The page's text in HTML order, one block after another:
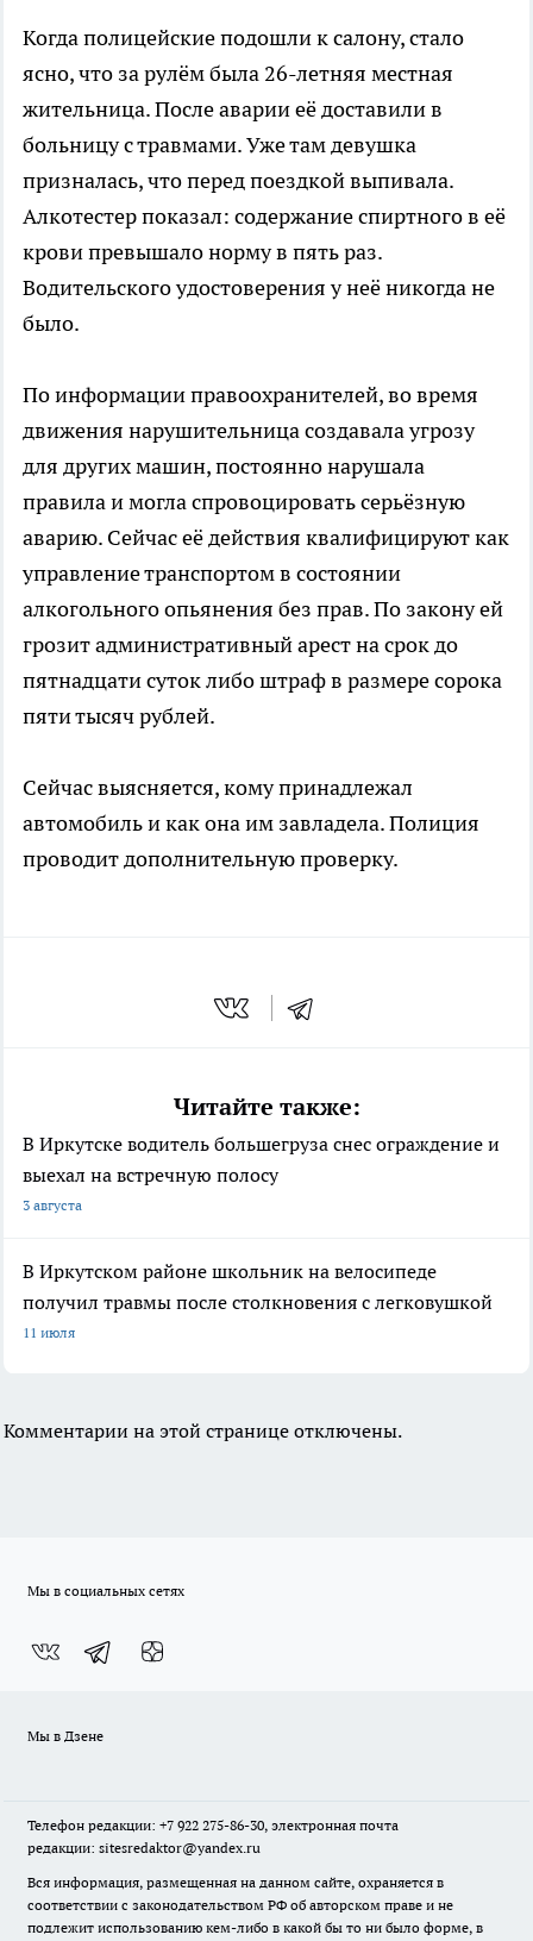
Когда полицейские подошли к салону, стало
ясно, что за рулём была 26-летняя местная
жительница. После аварии её доставили в
больницу с травмами. Уже там девушка
призналась, что перед поездкой выпивала.
Алкотестер показал: содержание спиртного в её
крови превышало норму в пять раз.
Водительского удостоверения у неё никогда не
было.
По информации правоохранителей, во время
движения нарушительница создавала угрозу
для других машин, постоянно нарушала
правила и могла спровоцировать серьёзную
аварию. Сейчас её действия квалифицируют как
управление транспортом в состоянии
алкогольного опьянения без прав. По закону ей
грозит административный арест на срок до
пятнадцати суток либо штраф в размере сорока
пяти тысяч рублей.
Сейчас выясняется, кому принадлежал
автомобиль и как она им завладела. Полиция
проводит дополнительную проверку.
Читайте также:
В Иркутске водитель большегруза снес ограждение и
выехал на встречную полосу
3 августа
В Иркутском районе школьник на велосипеде
получил травмы после столкновения с легковушкой
11 июля
Комментарии на этой странице отключены.
Мы в социальных сетях
Мы в Дзене
Телефон редакции: +7 922 275-86-30, электронная почта
редакции: sitesredaktor@yandex.ru
Вся информация, размещенная на данном сайте, охраняется в
соответствии с законодательством РФ об авторском праве и не
подлежит использованию кем-либо в какой бы то ни было форме, в